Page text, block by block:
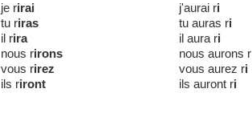
je rirai
tu riras
il rira
nous rirons
vous rirez
ils riront
j'aurai ri
tu auras ri
il aura ri
nous aurons r
vous aurez ri
ils auront ri